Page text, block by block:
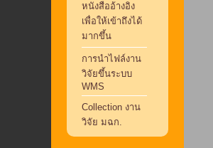
หนังสืออ้างอิง
เพื่อให้เข้าถึงได้
มากขึ้น
การนำไฟล์งาน
วิจัยขึ้นระบบ
WMS
Collection งาน
วิจัย มฉก.